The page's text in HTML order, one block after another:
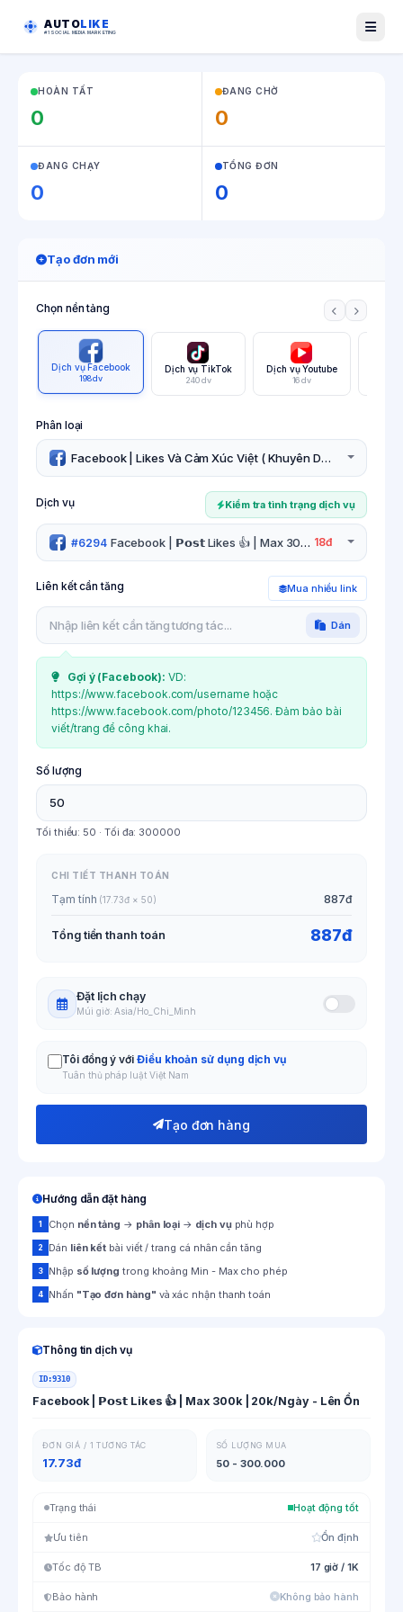
AUTOLIKE
#1 SOCIAL MEDIA MARKETING
HOÀN TẤT
0
ĐANG CHỜ
0
ĐANG CHẠY
0
TỔNG ĐƠN
0
Tạo đơn mới
Chọn nền tảng
Dịch vụ Facebook
198 dv
Dịch vụ TikTok
240 dv
Dịch vụ Youtube
16 dv
Phân loại
Facebook | Likes Và Cảm Xúc Việt ( Khuyên Dùng )
Dịch vụ Kiểm tra tình trạng dịch vụ
#6294 Facebook | 𝗣𝗼𝘀𝘁 Likes 👍 | Max 300k | 20k/Ngày - Lên Ổn 18đ
Liên kết cần tăng Mua nhiều link
Dán
Gợi ý (Facebook): VD:
https://www.facebook.com/username hoặc
https://www.facebook.com/photo/123456. Đảm bảo bài
viết/trang để công khai.
Số lượng
Tối thiểu: 50 · Tối đa: 300000
CHI TIẾT THANH TOÁN
Tạm tính (17.73đ × 50) 887đ
Tổng tiền thanh toán 887đ
Đặt lịch chạy
Múi giờ: Asia/Ho_Chi_Minh
Tôi đồng ý với Điều khoản sử dụng dịch vụ
Tuân thủ pháp luật Việt Nam
Tạo đơn hàng
Hướng dẫn đặt hàng
1 Chọn nền tảng → phân loại → dịch vụphù hợp
2 Dán liên kết bài viết / trang cá nhân cần tăng
3 Nhập số lượng trong khoảng Min - Max cho phép
4 Nhấn "Tạo đơn hàng" và xác nhận thanh toán
Thông tin dịch vụ
ID:9310
Facebook | 𝗣𝗼𝘀𝘁 Likes 👍 | Max 300k | 20k/Ngày - Lên Ổn
ĐƠN GIÁ / 1 TƯƠNG TÁC
17.73đ
SỐ LƯỢNG MUA
50 - 300.000
Trạng thái Hoạt động tốt
Ưu tiên Ổn định
Tốc độ TB 17 giờ / 1K
Bảo hành Không bảo hành